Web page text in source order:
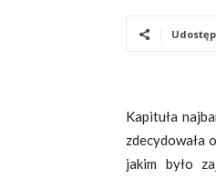
Kapituła
zdecydowała
jakim było